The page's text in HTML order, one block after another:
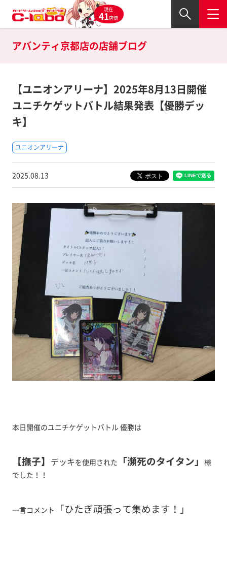
現在
41店舗
アバンティ京都店の店舗ブログ
【ユニオンアリーナ】2025年8月13日開催
ユニチケゲットバトル結果発表【優勝デッ
キ】
ユニオンアリーナ
2025.08.13
本日開催のユニチケゲットバトル 優勝は
【撫子】 デッキを使用された 「瀕死のタイタン」 様
でした！！
一言コメント 「ひたぎ頑張って集めます！」